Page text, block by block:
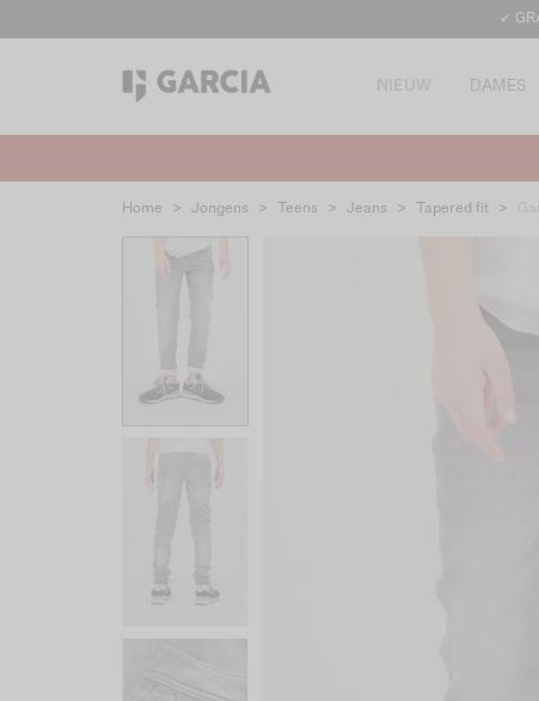
✓
NIEUW DAMES
Home > Jongens > Teens > Jeans > Tapered fit >